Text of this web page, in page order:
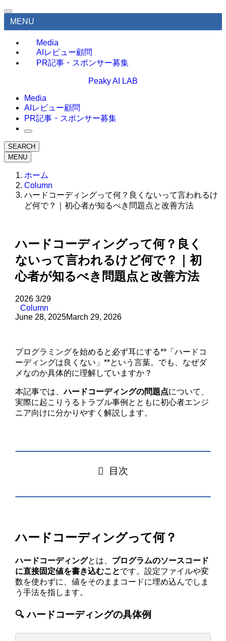
MENU
Media
AIレビュー顧問
PR記事・スポンサー募集
Peaky AI LAB
Media
AIレビュー顧問
PR記事・スポンサー募集
SEARCH
MENU
ホーム
Column
ハードコーディングって何？良くないって言われるけ
ど何で？｜初心者が知るべき問題点と改善方法
ハードコーディングって何？良く
ないって言われるけど何で？｜初
心者が知るべき問題点と改善方法
2026 3/29
Column
June 28, 2025March 29, 2026
プログラミングを始めると必ず耳にする**「ハードコ
ーディングは良くない」**という言葉。でも、なぜダ
メなのか具体的に理解していますか？
本記事では、ハードコーディングの問題点について、
実際に起こりうるトラブル事例とともに初心者エンジ
ニア向けに分かりやすく解説します。
目次
ハードコーディングって何？
ハードコーディングとは、 プログラムのソースコード
に直接固定値を書き込むことです。設定ファイルや変
数を使わずに、値をそのままコードに埋め込んでしま
う手法を指します。
🔍 ハードコーディングの具体例